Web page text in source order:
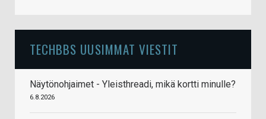
TECHBBS UUSIMMAT VIESTIT
Näytönohjaimet - Yleisthreadi, mikä kortti minulle?
6.8.2026